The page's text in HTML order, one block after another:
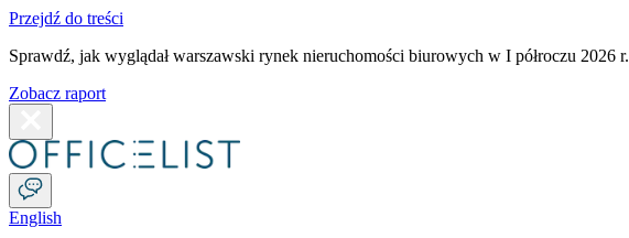
Przejdź do treści
Sprawdź, jak wyglądał warszawski rynek nieruchomości biurowych w I półroczu 2026 r.
Zobacz raport
English